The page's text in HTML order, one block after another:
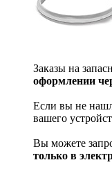
Заказы на
оформлении
Если вы не
вашего
Вы можете
только в